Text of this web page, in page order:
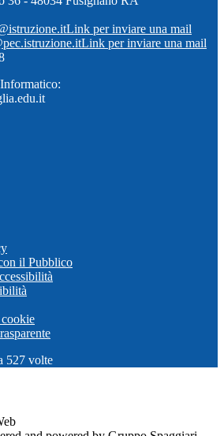
Link per inviare una mail
Link per inviare una mail
il Pubblico
cookie
527 volte